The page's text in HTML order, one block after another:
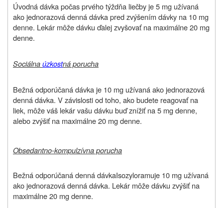
Úvodná dávka počas prvého týždňa liečby je 5 mg užívaná
ako jednorazová denná dávka pred zvýšením dávky na 10 mg
denne. Lekár môže dávku ďalej zvyšovať na maximálne 20 mg
denne.
Sociálnaúzkostná porucha
Bežná odporúčaná dávka je 10 mg užívaná ako jednorazová
denná dávka. V závislosti od toho, ako budete reagovať na
liek, môže váš lekár vašu dávku buď znížiť na 5 mg denne,
alebo zvýšiť na maximálne 20 mg denne.
Obsedantno-kompulzívna porucha
Bežná odporúčaná denná dávkaIsozyloramuje 10 mg užívaná
ako jednorazová denná dávka. Lekár môže dávku zvýšiť na
maximálne 20 mg denne.